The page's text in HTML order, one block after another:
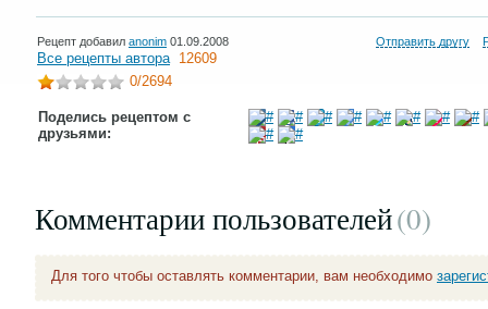
Рецепт добавил anonim 01.09.2008 Отправить другу
Все рецепты автора 12609
0/2694
Поделись рецептом с
друзьями:
Комментарии пользователей(0)
Для того чтобы оставлять комментарии, вам необходимо